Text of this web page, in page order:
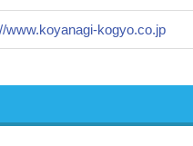
www.koyanagi-kogyo.co.jp